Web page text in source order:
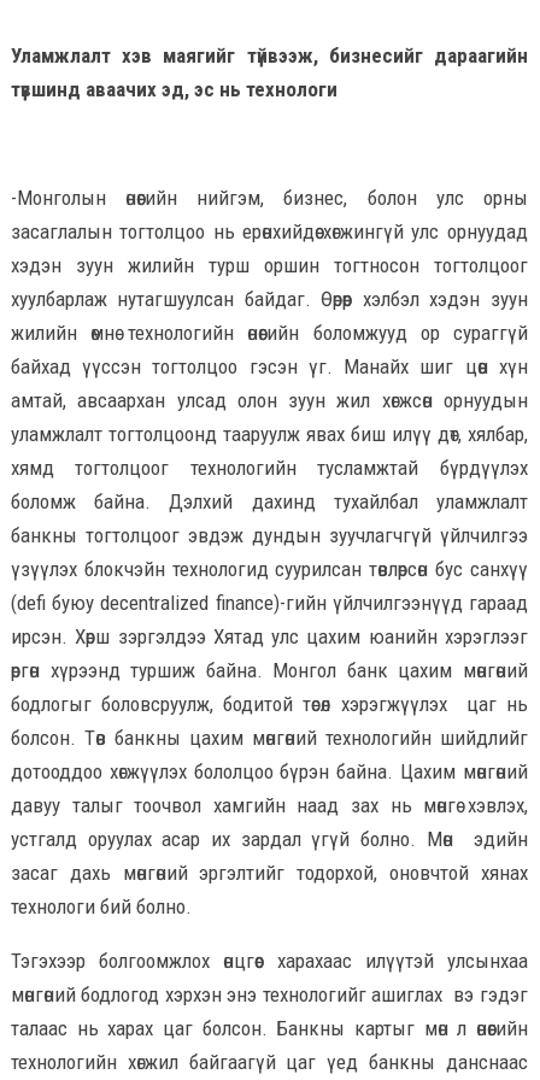
Уламжлалт хэв маягийг түйвээж, бизнесийг дараагийн
түвшинд аваачих эд, эс нь технологи
-Монголын өнөөгийн нийгэм, бизнес, болон улс орны
засаглалын тогтолцоо нь ерөнхийдөө хөгжингүй улс орнуудад
хэдэн зуун жилийн турш оршин тогтносон тогтолцоог
хуулбарлаж нутагшуулсан байдаг. Өөрөөр хэлбэл хэдэн зуун
жилийн өмнө технологийн өнөөгийн боломжууд ор сураггүй
байхад үүссэн тогтолцоо гэсэн үг. Манайх шиг цөөн хүн
амтай, авсаархан улсад олон зуун жил хөгжсөн орнуудын
уламжлалт тогтолцоонд тааруулж явах биш илүү дөт, хялбар,
хямд тогтолцоог технологийн тусламжтай бүрдүүлэх
боломж байна. Дэлхий дахинд тухайлбал уламжлалт
банкны тогтолцоог эвдэж дундын зуучлагчгүй үйлчилгээ
үзүүлэх блокчэйн технологид суурилсан төвлөрсөн бус санхүү
(defi буюу decentralized finance)-гийн үйлчилгээнүүд гараад
ирсэн. Хөрш зэргэлдээ Хятад улс цахим юанийн хэрэглээг
өргөн хүрээнд туршиж байна. Монгол банк цахим мөнгөний
бодлогыг боловсруулж, бодитой төсөл хэрэгжүүлэх цаг нь
болсон. Төв банкны цахим мөнгөний технологийн шийдлийг
дотооддоо хөгжүүлэх бололцоо бүрэн байна. Цахим мөнгөний
давуу талыг тоочвол хамгийн наад зах нь мөнгө хэвлэх,
устгалд оруулах асар их зардал үгүй болно. Мөн эдийн
засаг дахь мөнгөний эргэлтийг тодорхой, оновчтой хянах
технологи бий болно.
Тэгэхээр болгоомжлох өнцгөөс харахаас илүүтэй улсынхаа
мөнгөний бодлогод хэрхэн энэ технологийг ашиглах вэ гэдэг
талаас нь харах цаг болсон. Банкны картыг мөн л өнөөгийн
технологийн хөгжил байгаагүй цаг үед банкны данснаас